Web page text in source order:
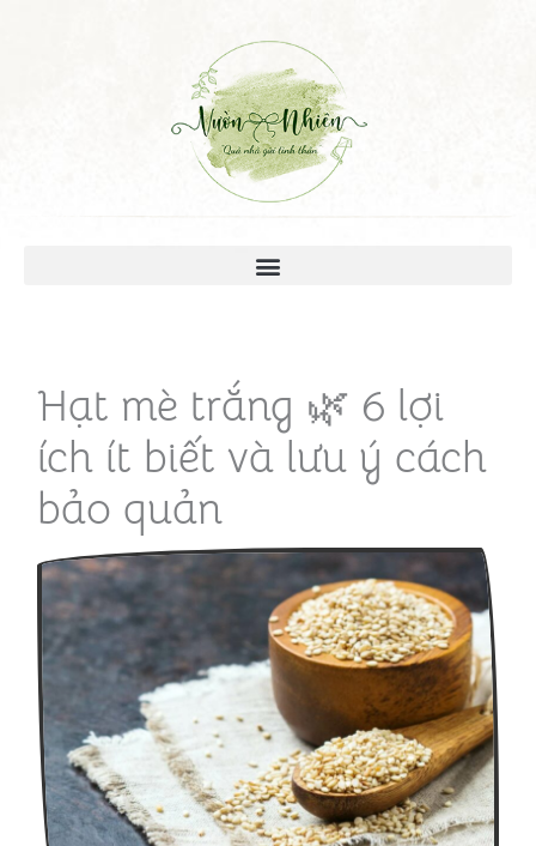
Hạt mè trắng 🌿 6 lợi
ích ít biết và lưu ý cách
bảo quản